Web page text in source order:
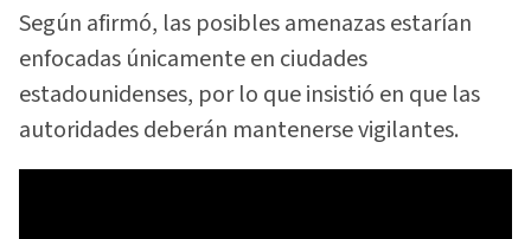
Según afirmó, las posibles amenazas estarían
enfocadas únicamente en ciudades
estadounidenses, por lo que insistió en que las
autoridades deberán mantenerse vigilantes.